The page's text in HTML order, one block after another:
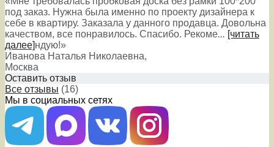
под заказ. Нужна была именно по проекту дизайнера к
себе в квартиру. Заказала у данного продавца. Довольна
качеством, все понравилось. Спасибо. Рекоме... [читать
далее]ндую!»
Иванова Наталья Николаевна,
Москва
Оставить отзыв
Все отзывы (16)
Мы в социальных сетях